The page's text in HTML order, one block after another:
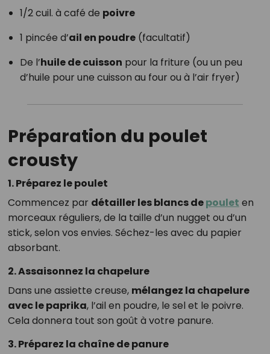
1/2 cuil. à café de poivre
1 pincée d’ail en poudre(facultatif)
De l’huile de cuisson pour la friture (ou un peu
d’huile pour une cuisson au four ou à l’air fryer)
Préparation du poulet
crousty
1. Préparez le poulet
Commencez par détailler les blancs depoulet en
morceaux réguliers, de la taille d’un nugget ou d’un
stick, selon vos envies. Séchez-les avec du papier
absorbant.
2. Assaisonnez la chapelure
Dans une assiette creuse, mélangez la chapelure
avec le paprika, l’ail en poudre, le sel et le poivre.
Cela donnera tout son goût à votre panure.
3. Préparez la chaîne de panure